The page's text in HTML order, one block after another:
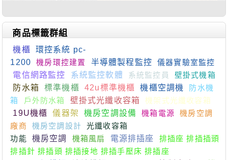
商品標籤群組
機櫃
環控系統 pc-
1200
機房環控建置 半導體製程監控
儀器實驗室監控
電信網路監控
系統監控軟體 系統監控員
壁掛式機箱
防水箱
標準機櫃 42u標準機櫃 機櫃空調機
防水機
箱
戶外防水箱 壁掛式光纖收容箱
機架式光纖收容箱
19U機櫃
儀器架 機房空調設備 機箱電源
機房空調
廠商
機房空調設計
光纖收容箱
功能
機房空調 機箱風扇 電源排插座
排插座 排插插頭
排插針 排插頭 排插接地 排插手壓床 排插座